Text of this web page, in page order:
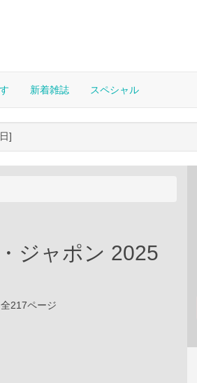
新着雑誌 スペシャル
]
ジャポン 2025
217ページ